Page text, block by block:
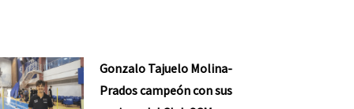
Gonzalo Tajuelo Molina-
Prados campeón con sus